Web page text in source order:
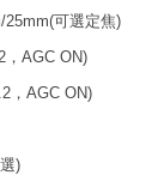
可選定焦)
AGC ON)
，AGC ON)
)